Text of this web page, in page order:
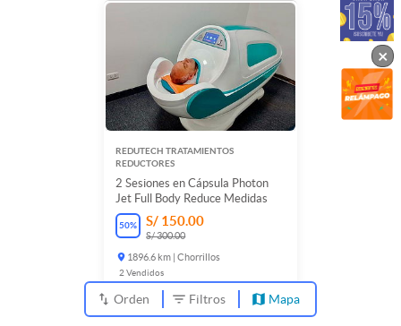
REDUTECH TRATAMIENTOS
REDUCTORES
2 Sesiones en Cápsula Photon
Jet Full Body Reduce Medidas
50% S/ 150.00
S/ 300.00
1896.6 km | Chorrillos
2Vendidos
Orden Filtros Mapa
×